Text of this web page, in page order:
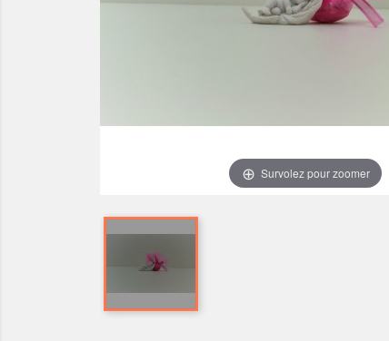
Survolez pour zoomer